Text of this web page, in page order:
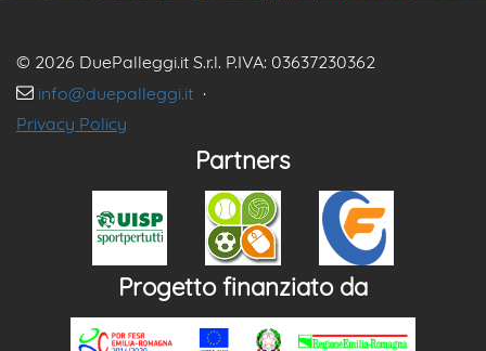
© 2026 DuePalleggi.it S.r.l. P.IVA: 03637230362
info@duepalleggi.it ·
Privacy Policy
Partners
Progetto finanziato da